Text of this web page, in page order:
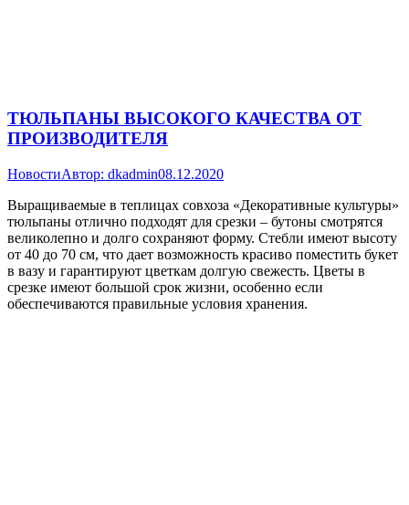
ТЮЛЬПАНЫ ВЫСОКОГО КАЧЕСТВА ОТ
ПРОИЗВОДИТЕЛЯ
НовостиАвтор: dkadmin08.12.2020
Выращиваемые в теплицах совхоза «Декоративные культуры»
тюльпаны отлично подходят для срезки – бутоны смотрятся
великолепно и долго сохраняют форму. Стебли имеют высоту
от 40 до 70 см, что дает возможность красиво поместить букет
в вазу и гарантируют цветкам долгую свежесть. Цветы в
срезке имеют большой срок жизни, особенно если
обеспечиваются правильные условия хранения.